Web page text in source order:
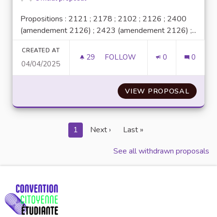
Propositions : 2121 ; 2178 ; 2102 ; 2126 ; 2400
(amendement 2126) ; 2423 (amendement 2126) ;...
CREATED AT
04/04/2025
29 29 FOLLOWERS
FOLLOW 0 0
VIEW PROPOSALN°42 :
1 Next ›
Last »
See all withdrawn proposals